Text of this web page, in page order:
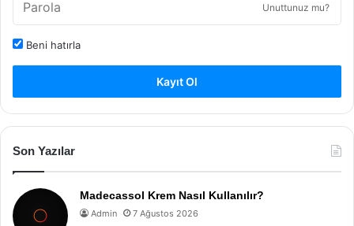
Unuttunuz mu?
Beni hatırla
Kayıt Ol
Son Yazılar
Madecassol Krem Nasıl Kullanılır?
Admin 7 Ağustos 2026